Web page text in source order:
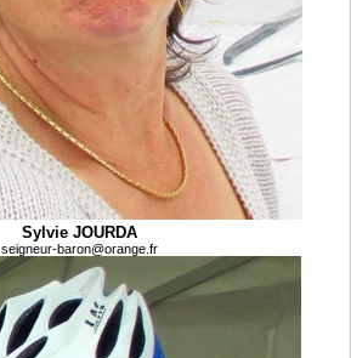
Sylvie JOURDA
seigneur-baron@orange.fr